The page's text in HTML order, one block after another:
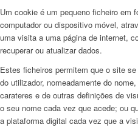
Um cookie é um pequeno ficheiro em
computador ou dispositivo móvel,
uma visita a uma página de internet,
recuperar ou atualizar dados.
Estes ficheiros permitem que o site
do utilizador, nomeadamente do
carateres e de outras definições de
o seu nome cada vez que acede; ou
a plataforma digital cada vez que a